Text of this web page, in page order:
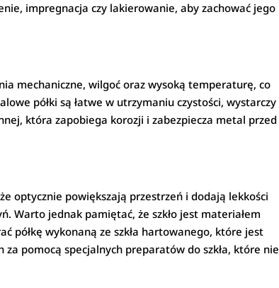
impregnacja czy lakierowanie, aby zachować jego
mechaniczne, wilgoć oraz wysoką temperaturę, co
półki są łatwe w utrzymaniu czystości, wystarczy
która zapobiega korozji i zabezpiecza metal przed
optycznie powiększają przestrzeń i dodają lekkości
Warto jednak pamiętać, że szkło jest materiałem
półkę wykonaną ze szkła hartowanego, które jest
pomocą specjalnych preparatów do szkła, które nie